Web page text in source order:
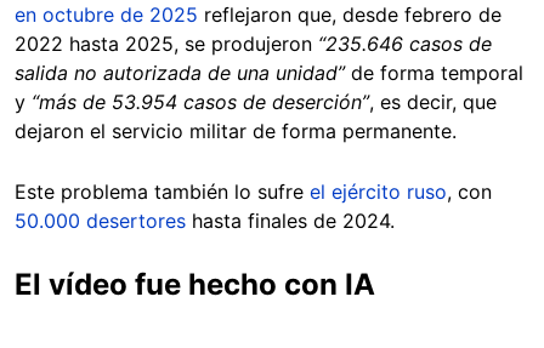
en octubre de 2025 reflejaron que, desde febrero de
2022 hasta 2025, se produjeron “235.646 casos de
salida no autorizada de una unidad”de forma temporal
y “más de 53.954 casos de deserción”, es decir, que
dejaron el servicio militar de forma permanente.
Este problema también lo sufre el ejército ruso, con
50.000 desertores hasta finales de 2024.
El vídeo fue hecho con IA